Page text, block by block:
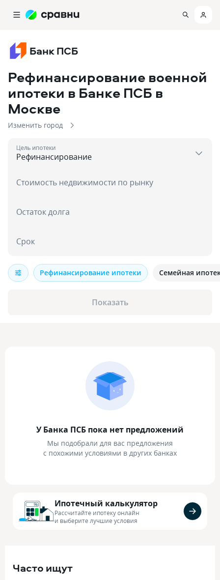
Банк ПСБ
Рефинансирование военной
ипотеки в Банке ПСБ в
Москве
Изменить город
Цель ипотеки
Стоимость недвижимости по рынку
Остаток долга
Срок
Показать
Рефинансирование ипотеки Семейная
У Банка ПСБ пока нет предложений
Мы подобрали для вас предложения
с похожими условиями в других банках
Ипотечный калькулятор
Рассчитайте ипотеку онлайн
и выберите лучшие условия
Часто ищут